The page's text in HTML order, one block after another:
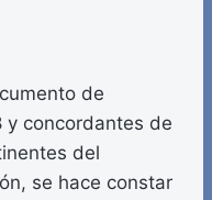
de
y concordantes de
del
se hace constar